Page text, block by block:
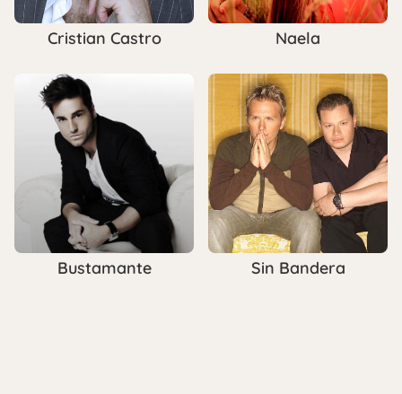
Cristian Castro Naela
Bustamante Sin Bandera